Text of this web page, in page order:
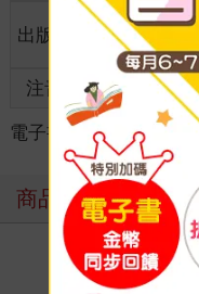
出版地 台灣
注音
電子書 ＞ 輕小說
商品評價